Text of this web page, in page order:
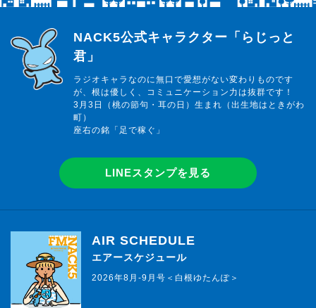
らじっと君
NACK5公式キャラクター「らじっと
君」
ラジオキャラなのに無口で愛想がない変わりものです
が、根は優しく、コミュニケーション力は抜群です！
3月3日（桃の節句・耳の日）生まれ（出生地はときがわ
町）
座右の銘「足で稼ぐ」
LINEスタンプを見る
AIR SCHEDULE
エアースケジュール
2026年8月-9月号＜白根ゆたんぽ＞